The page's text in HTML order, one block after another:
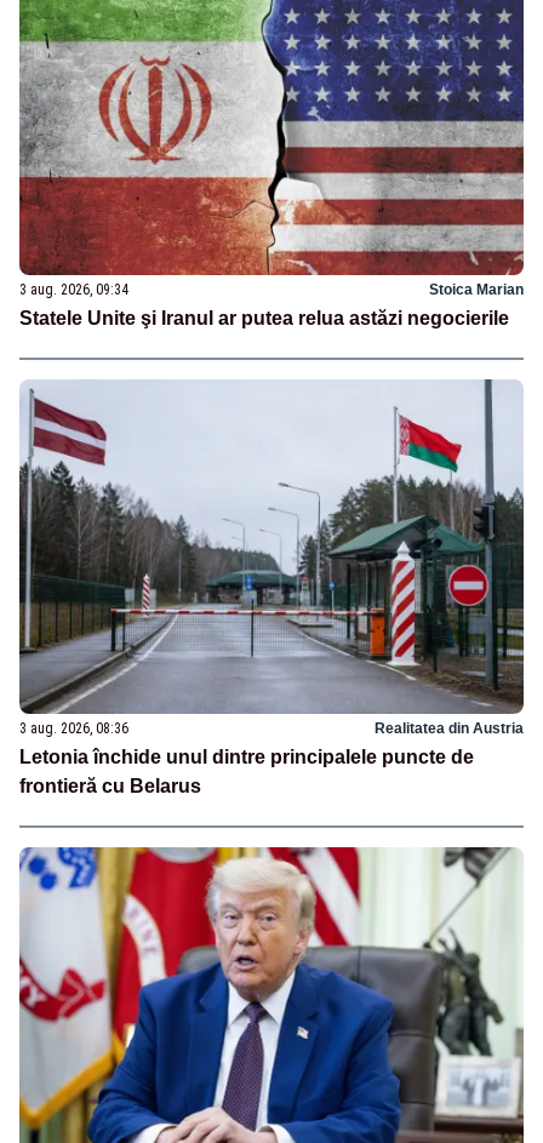
3 aug. 2026, 09:34 Stoica Marian
Statele Unite şi Iranul ar putea relua astăzi negocierile
3 aug. 2026, 08:36 Realitatea din Austria
Letonia închide unul dintre principalele puncte de
frontieră cu Belarus